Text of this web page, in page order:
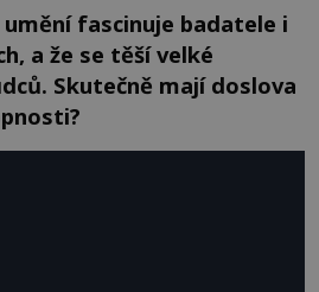
umění fascinuje badatele i
a že se těší velké
Skutečně mají doslova